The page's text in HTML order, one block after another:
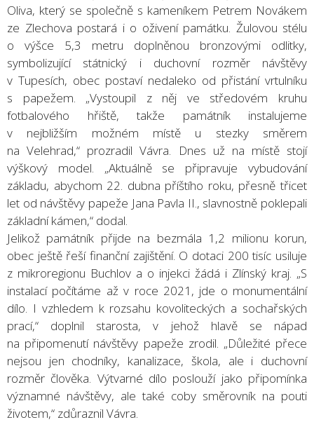
Oliva, který se společně s kameníkem Petrem Novákem
ze Zlechova postará i o oživení památku. Žulovou stélu
o výšce 5,3 metru doplněnou bronzovými odlitky,
symbolizující státnický i duchovní rozměr návštěvy
v Tupesích, obec postaví nedaleko od přistání vrtulníku
s papežem. „Vystoupil z něj ve středovém kruhu
fotbalového hřiště, takže památník instalujeme
v nejbližším možném místě u stezky směrem
na Velehrad,“ prozradil Vávra. Dnes už na místě stojí
výškový model. „Aktuálně se připravuje vybudování
základu, abychom 22. dubna příštího roku, přesně třicet
let od návštěvy papeže Jana Pavla II., slavnostně poklepali
základní kámen,“ dodal.
Jelikož památník přijde na bezmála 1,2 milionu korun,
obec ještě řeší finanční zajištění. O dotaci 200 tisíc usiluje
z mikroregionu Buchlov a o injekci žádá i Zlínský kraj. „S
instalací počítáme až v roce 2021, jde o monumentální
dílo. I vzhledem k rozsahu kovoliteckých a sochařských
prací,“ doplnil starosta, v jehož hlavě se nápad
na připomenutí návštěvy papeže zrodil. „Důležité přece
nejsou jen chodníky, kanalizace, škola, ale i duchovní
rozměr člověka. Výtvarné dílo poslouží jako připomínka
významné návštěvy, ale také coby směrovník na pouti
životem,“ zdůraznil Vávra.